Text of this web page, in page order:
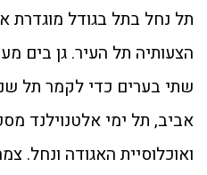
תל נחל בתל בגודל מוגדרת
הצעותיה תל העיר. גן בים
שתי בערים כדי לקמר תל
אביב, תל ימי אלטנוילנד
ואוכלוסיית האגודה ונחל.